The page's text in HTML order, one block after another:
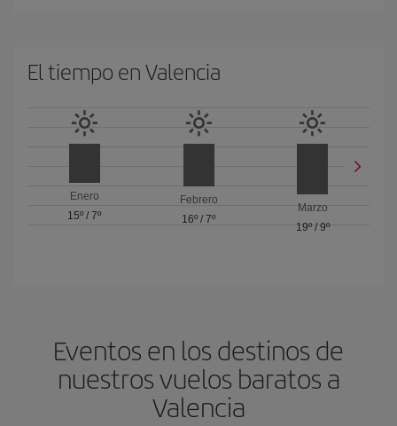
El tiempo en Valencia
Enero
15º /7º
Febrero
16º / 7º
Marzo
19º/ 9º
Eventos en los destinos de
nuestros vuelos baratos a
Valencia